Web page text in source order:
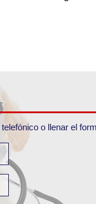
o llenar el